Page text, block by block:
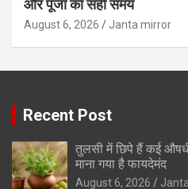
और पूजा का सही समय
August 6, 2026 Janta mirror
Recent Post
तुलसी में छिपे हैं कई
माना गया है फायदेमंद
August 6, 2026